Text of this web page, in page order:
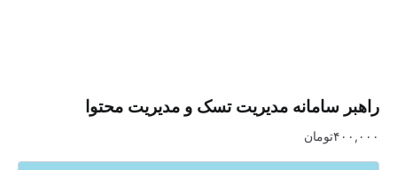
مدیریت تسک و مدیریت محتوا
تومان